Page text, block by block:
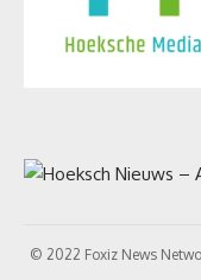
© 2022 Foxiz News